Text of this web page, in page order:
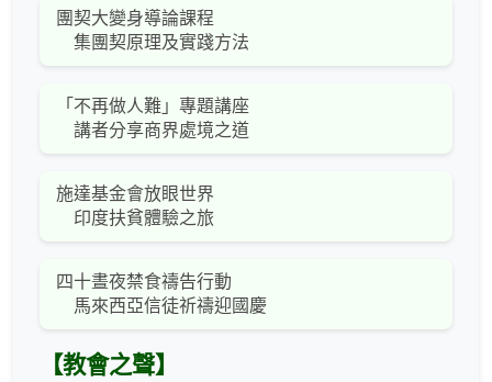
團契大變身導論課程
集團契原理及實踐方法
「不再做人難」專題講座
講者分享商界處境之道
施達基金會放眼世界
印度扶貧體驗之旅
四十晝夜禁食禱告行動
馬來西亞信徒祈禱迎國慶
【教會之聲】